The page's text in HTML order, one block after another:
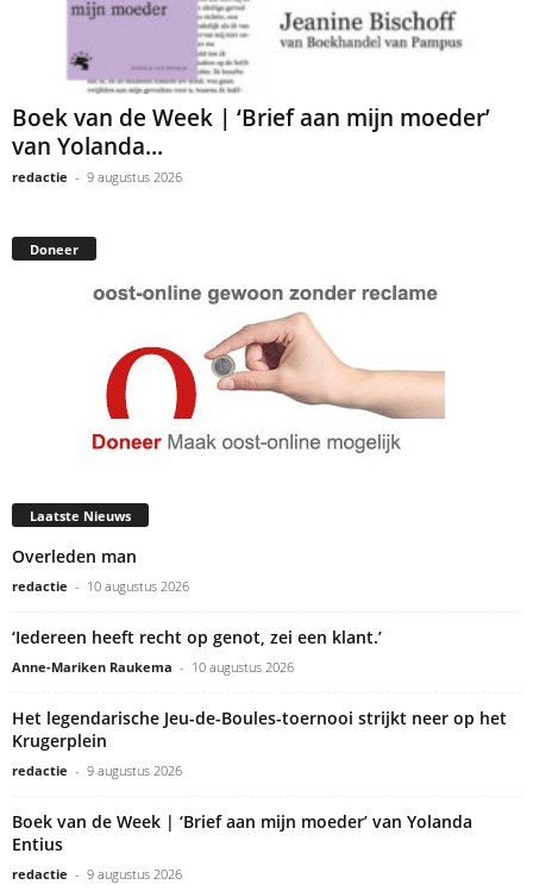
Boek van de Week | ‘Brief aan mijn moeder’
van Yolanda...
redactie - 9 augustus 2026
Doneer
Laatste Nieuws
Overleden man
redactie - 10 augustus 2026
‘Iedereen heeft recht op genot, zei een klant.’
Anne-Mariken Raukema - 10 augustus 2026
Het legendarische Jeu-de-Boules-toernooi strijkt neer op het
Krugerplein
redactie - 9 augustus 2026
Boek van de Week | ‘Brief aan mijn moeder’ van Yolanda
Entius
redactie - 9 augustus 2026